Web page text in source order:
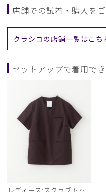
店舗での試着・購入を
クラシコの店舗一覧はこち
セットアップで着用で
レディース:スクラブトッ